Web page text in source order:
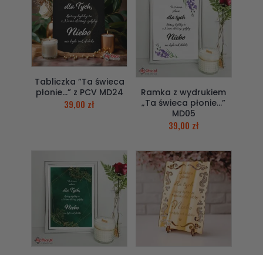
Tabliczka ”Ta świeca
płonie…” z PCV MD24
39,00 zł
Ramka z wydrukiem
„Ta świeca płonie…”
MD05
39,00 zł